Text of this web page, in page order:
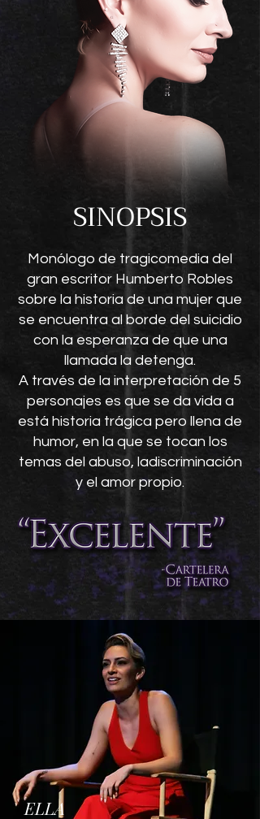
SINOPSIS
Monólogo de tragicomedia del
gran escritor Humberto Robles
sobre la historia de una mujer que
se encuentra al borde del suicidio
con la esperanza de que una
llamada la detenga.
A través de la interpretación de 5
personajes es que se da vida a
está historia trágica pero llena de
humor, en la que se tocan los
temas del abuso, ladiscriminación
y el amor propio.
ELLA